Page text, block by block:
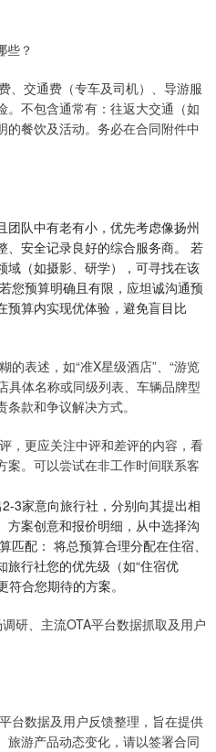
些？
、交通费（专车及司机）、导游服
。不包含通常有：往返大交通（如
餐饮及活动。务必在合同附件中
团队中有老有小，优先考虑像扬州
、安全记录良好的综合服务商。 若
域（如摄影、研学），可寻找在该
您预算明确且有限，应坦诚沟通预
预算内实现优体验，避免盲目比
的表述，如“准X星级酒店”、“游览
具体名称或同级列表、车辆品牌型
款和争议解决方式。
，更应关注中评和差评的内容，看
案。可以尝试在非工作时间联系客
3家意向旅行社，分别向其提出相
方案创意和报价明细，从中选择沟
配： 将总预算合理分配在住宿、
行社您的优先级（如“住宿优
符合您期待的方案。
研、主流OTA平台数据抓取及用户
台数据及用户反馈整理，旨在提供
旅游产品动态变化，请以签署合同